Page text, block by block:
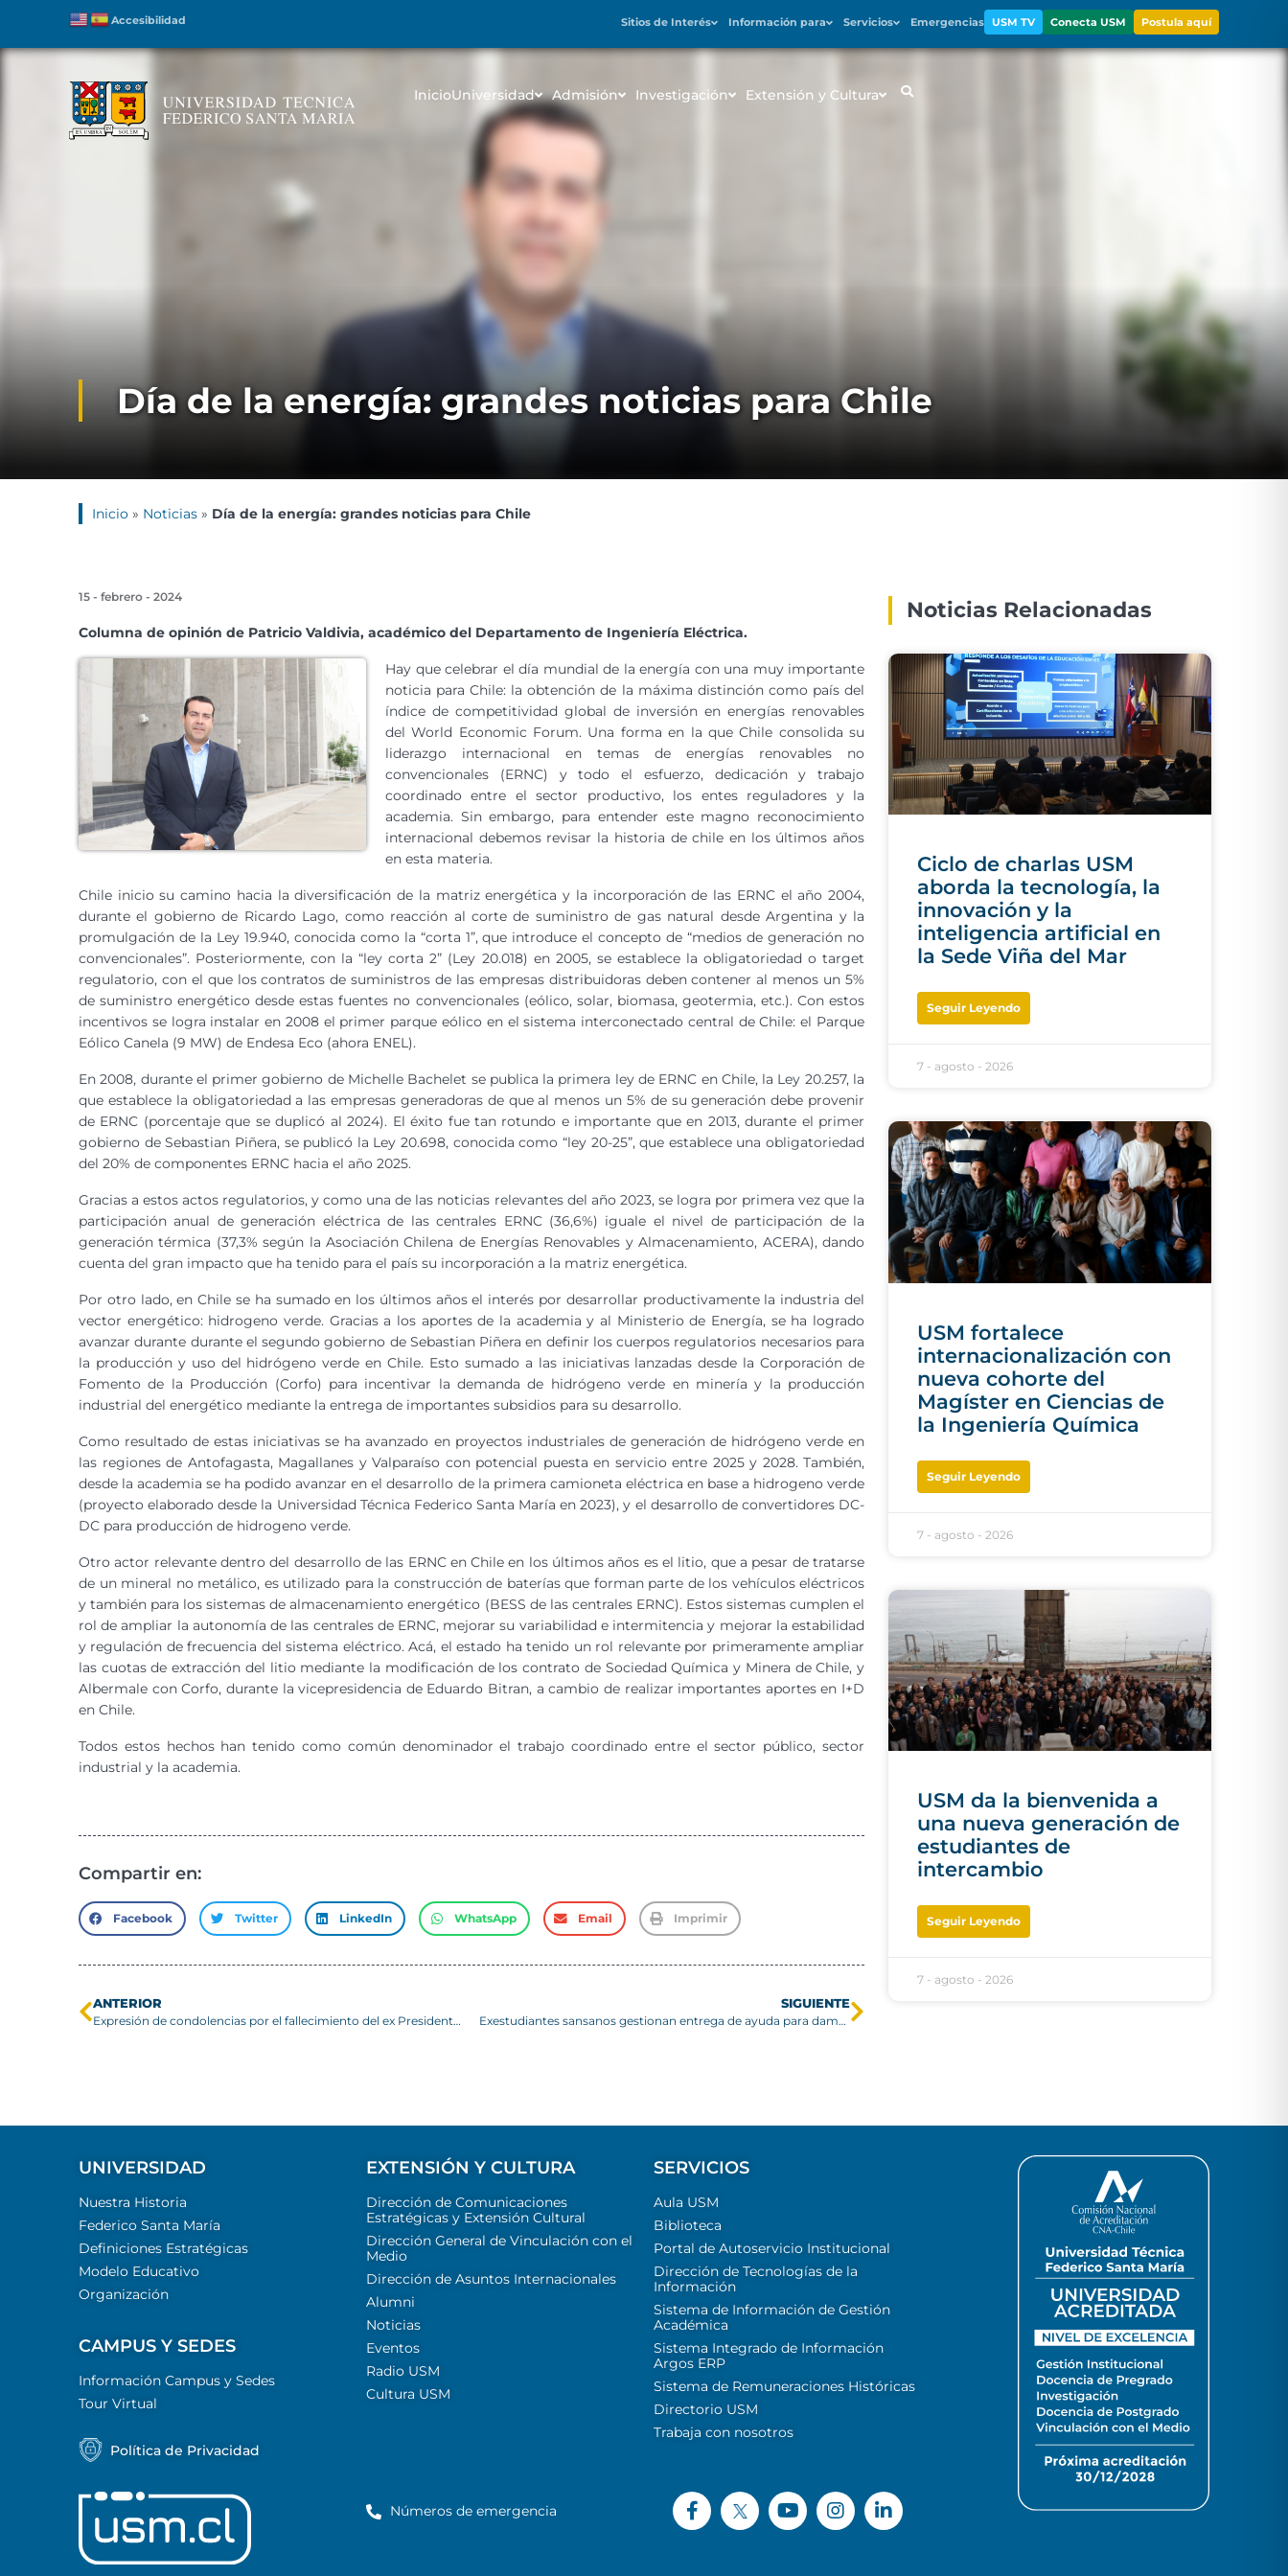
Accesibilidad Sitios de Interés Información para Servicios Emergencias USM TV Conecta USM Postula aquí
InicioUniversidad Admisión Investigación Extensión y Cultura
Día de la energía: grandes noticias para Chile
Inicio » Noticias » Día de la energía: grandes noticias para Chile
15 - febrero - 2024
Columna de opinión de Patricio Valdivia, académico del Departamento de Ingeniería Eléctrica.
Hay que celebrar el día mundial de la energía con una muy importante
noticia para Chile: la obtención de la máxima distinción como país del
índice de competitividad global de inversión en energías renovables
del World Economic Forum. Una forma en la que Chile consolida su
liderazgo internacional en temas de energías renovables no
convencionales (ERNC) y todo el esfuerzo, dedicación y trabajo
coordinado entre el sector productivo, los entes reguladores y la
academia. Sin embargo, para entender este magno reconocimiento
internacional debemos revisar la historia de chile en los últimos años
en esta materia.
Chile inicio su camino hacia la diversificación de la matriz energética y la incorporación de las ERNC el año 2004,
durante el gobierno de Ricardo Lago, como reacción al corte de suministro de gas natural desde Argentina y la
promulgación de la Ley 19.940, conocida como la “corta 1”, que introduce el concepto de “medios de generación no
convencionales”. Posteriormente, con la “ley corta 2” (Ley 20.018) en 2005, se establece la obligatoriedad o target
regulatorio, con el que los contratos de suministros de las empresas distribuidoras deben contener al menos un 5%
de suministro energético desde estas fuentes no convencionales (eólico, solar, biomasa, geotermia, etc.). Con estos
incentivos se logra instalar en 2008 el primer parque eólico en el sistema interconectado central de Chile: el Parque
Eólico Canela (9 MW) de Endesa Eco (ahora ENEL).
En 2008, durante el primer gobierno de Michelle Bachelet se publica la primera ley de ERNC en Chile, la Ley 20.257, la
que establece la obligatoriedad a las empresas generadoras de que al menos un 5% de su generación debe provenir
de ERNC (porcentaje que se duplicó al 2024). El éxito fue tan rotundo e importante que en 2013, durante el primer
gobierno de Sebastian Piñera, se publicó la Ley 20.698, conocida como “ley 20-25”, que establece una obligatoriedad
del 20% de componentes ERNC hacia el año 2025.
Gracias a estos actos regulatorios, y como una de las noticias relevantes del año 2023, se logra por primera vez que la
participación anual de generación eléctrica de las centrales ERNC (36,6%) iguale el nivel de participación de la
generación térmica (37,3% según la Asociación Chilena de Energías Renovables y Almacenamiento, ACERA), dando
cuenta del gran impacto que ha tenido para el país su incorporación a la matriz energética.
Por otro lado, en Chile se ha sumado en los últimos años el interés por desarrollar productivamente la industria del
vector energético: hidrogeno verde. Gracias a los aportes de la academia y al Ministerio de Energía, se ha logrado
avanzar durante durante el segundo gobierno de Sebastian Piñera en definir los cuerpos regulatorios necesarios para
la producción y uso del hidrógeno verde en Chile. Esto sumado a las iniciativas lanzadas desde la Corporación de
Fomento de la Producción (Corfo) para incentivar la demanda de hidrógeno verde en minería y la producción
industrial del energético mediante la entrega de importantes subsidios para su desarrollo.
Como resultado de estas iniciativas se ha avanzado en proyectos industriales de generación de hidrógeno verde en
las regiones de Antofagasta, Magallanes y Valparaíso con potencial puesta en servicio entre 2025 y 2028. También,
desde la academia se ha podido avanzar en el desarrollo de la primera camioneta eléctrica en base a hidrogeno verde
(proyecto elaborado desde la Universidad Técnica Federico Santa María en 2023), y el desarrollo de convertidores DC-
DC para producción de hidrogeno verde.
Otro actor relevante dentro del desarrollo de las ERNC en Chile en los últimos años es el litio, que a pesar de tratarse
de un mineral no metálico, es utilizado para la construcción de baterías que forman parte de los vehículos eléctricos
y también para los sistemas de almacenamiento energético (BESS de las centrales ERNC). Estos sistemas cumplen el
rol de ampliar la autonomía de las centrales de ERNC, mejorar su variabilidad e intermitencia y mejorar la estabilidad
y regulación de frecuencia del sistema eléctrico. Acá, el estado ha tenido un rol relevante por primeramente ampliar
las cuotas de extracción del litio mediante la modificación de los contrato de Sociedad Química y Minera de Chile, y
Albermale con Corfo, durante la vicepresidencia de Eduardo Bitran, a cambio de realizar importantes aportes en I+D
en Chile.
Todos estos hechos han tenido como común denominador el trabajo coordinado entre el sector público, sector
industrial y la academia.
Compartir en:
Facebook Twitter LinkedIn WhatsApp Email Imprimir
ANTERIOR
Expresión de condolencias por el fallecimiento del ex Presidente de la República Sr. Sebastián Piñera
SIGUIENTE
Exestudiantes sansanos gestionan entrega de ayuda para damnificados por incendios en Región de Valparaíso
Noticias Relacionadas
Ciclo de charlas USM
aborda la tecnología, la
innovación y la
inteligencia artificial en
la Sede Viña del Mar
Seguir Leyendo
7 - agosto - 2026
USM fortalece
internacionalización con
nueva cohorte del
Magíster en Ciencias de
la Ingeniería Química
Seguir Leyendo
7 - agosto - 2026
USM da la bienvenida a
una nueva generación de
estudiantes de
intercambio
Seguir Leyendo
7 - agosto - 2026
UNIVERSIDAD
Nuestra Historia
Federico Santa María
Definiciones Estratégicas
Modelo Educativo
Organización
CAMPUS Y SEDES
Información Campus y Sedes
Tour Virtual
Política de Privacidad
EXTENSIÓN Y CULTURA
Dirección de Comunicaciones
Estratégicas y Extensión Cultural
Dirección General de Vinculación con el
Medio
Dirección de Asuntos Internacionales
Alumni
Noticias
Eventos
Radio USM
Cultura USM
SERVICIOS
Aula USM
Biblioteca
Portal de Autoservicio Institucional
Dirección de Tecnologías de la
Información
Sistema de Información de Gestión
Académica
Sistema Integrado de Información
Argos ERP
Sistema de Remuneraciones Históricas
Directorio USM
Trabaja con nosotros
Números de emergencia